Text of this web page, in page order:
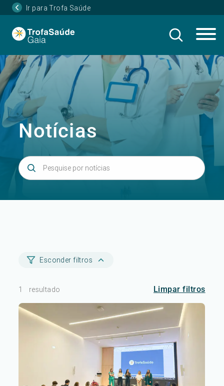
Ir para Trofa Saúde
Notícias
Esconder filtros
1 resultado Limpar filtros